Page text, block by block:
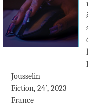
Jousselin
Fiction, 24′, 2023
France